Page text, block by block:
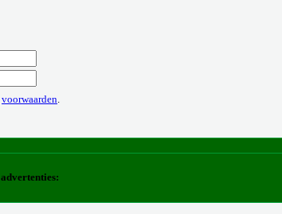
voorwaarden.
advertenties: